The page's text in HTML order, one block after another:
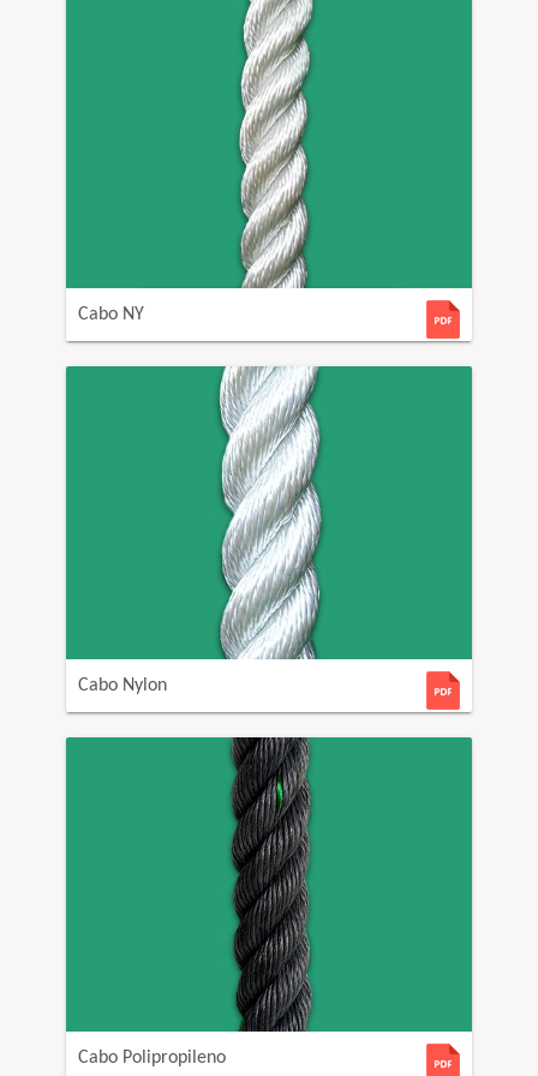
Cabo NY
Cabo Nylon
Cabo Polipropileno